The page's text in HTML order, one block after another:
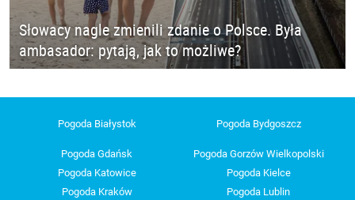
Słowacy nagle zmienili zdanie o Polsce. Była
ambasador: pytają, jak to możliwe?
Pogoda Białystok Pogoda Bydgoszcz
Pogoda Gdańsk
Pogoda Gorzów Wielkopolski
Pogoda Katowice
Pogoda Kielce
Pogoda Kraków
Pogoda Lublin